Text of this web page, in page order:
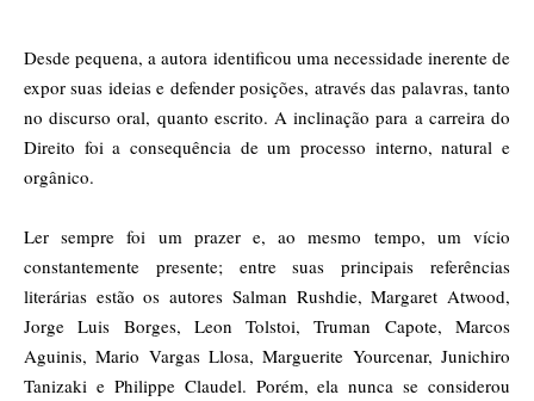
Desde pequena, a autora identificou uma necessidade inerente de
expor suas ideias e defender posições, através das palavras, tanto
no discurso oral, quanto escrito. A inclinação para a carreira do
Direito foi a consequência de um processo interno, natural e
orgânico.
Ler sempre foi um prazer e, ao mesmo tempo, um vício
constantemente presente; entre suas principais referências
literárias estão os autores Salman Rushdie, Margaret Atwood,
Jorge Luis Borges, Leon Tolstoi, Truman Capote, Marcos
Aguinis, Mario Vargas Llosa, Marguerite Yourcenar, Junichiro
Tanizaki e Philippe Claudel. Porém, ela nunca se considerou